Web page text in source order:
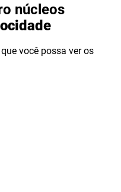
núcleos
você possa ver os